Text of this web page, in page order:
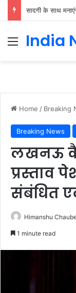
सादगी के साथ
India
Home / Breaking
Breaking News
लखनऊ
प्रस्ताव
संबंधित
Himanshu
1 minute read